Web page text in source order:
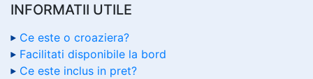
INFORMATII UTILE
Ce este o croaziera?
Facilitati disponibile la bord
Ce este inclus in pret?